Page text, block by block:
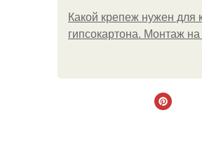
Какой крепеж нужен для
гипсокартона. Монтаж